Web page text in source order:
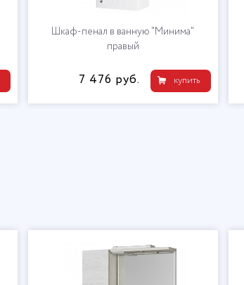
Шкаф-пенал в ванную "Минима"
правый
купить
7 476 руб.